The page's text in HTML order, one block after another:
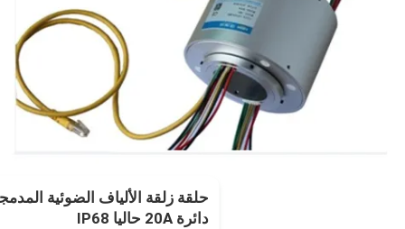
دائرة 20A حاليا IP68